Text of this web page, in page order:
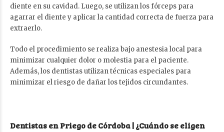
diente en su cavidad. Luego, se utilizan los fórceps para
agarrar el diente y aplicar la cantidad correcta de fuerza para
extraerlo.
Todo el procedimiento se realiza bajo anestesia local para
minimizar cualquier dolor o molestia para el paciente.
Además, los dentistas utilizan técnicas especiales para
minimizar el riesgo de dañar los tejidos circundantes.
Dentistas en Priego de Córdoba | ¿Cuándo se eligen